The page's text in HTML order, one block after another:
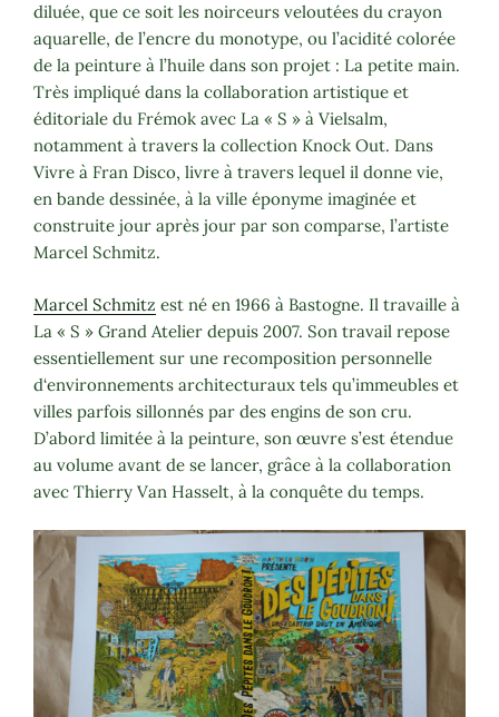
diluée, que ce soit les noirceurs veloutées du crayon
aquarelle, de l’encre du monotype, ou l’acidité colorée
de la peinture à l’huile dans son projet : La petite main.
Très impliqué dans la collaboration artistique et
éditoriale du Frémok avec La « S » à Vielsalm,
notamment à travers la collection Knock Out. Dans
Vivre à Fran Disco, livre à travers lequel il donne vie,
en bande dessinée, à la ville éponyme imaginée et
construite jour après jour par son comparse, l’artiste
Marcel Schmitz.
Marcel Schmitz est né en 1966 à Bastogne. Il travaille à
La « S » Grand Atelier depuis 2007. Son travail repose
essentiellement sur une recomposition personnelle
d‘environnements architecturaux tels qu’immeubles et
villes parfois sillonnés par des engins de son cru.
D’abord limitée à la peinture, son œuvre s’est étendue
au volume avant de se lancer, grâce à la collaboration
avec Thierry Van Hasselt, à la conquête du temps.